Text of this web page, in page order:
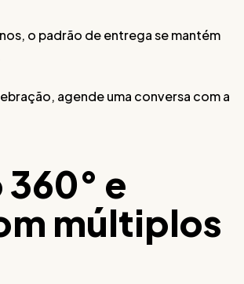
o padrão de entrega se mantém
agende uma conversa com a
e
múltiplos